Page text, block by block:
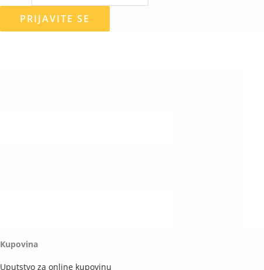
PRIJAVITE SE
Kupovina
Uputstvo za online kupovinu